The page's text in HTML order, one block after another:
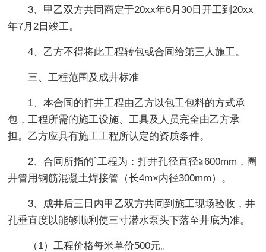
3、甲乙双方共同商定于20xx年6月30日开工到20xx
年7月2日竣工。
4、乙方不得将此工程转包或合同给第三人施工。
三、工程范围及成井标准
1、本合同的打井工程由乙方以包工包料的方式承
包，工程所需的施工设施、工具及人员完全由乙方承
担。乙方应具有施工工程所认定的资质条件。
2、合同所指的`工程为：打井孔径直径≧600mm，圈
井管用钢筋混凝土焊接管（长4m×内径300mm）。
3、成井后三日内甲乙双方共同到施工现场验收，井
孔垂直度以能够顺利使三寸潜水泵头下落至井底为准。
（1）工程价格每米单价500元。